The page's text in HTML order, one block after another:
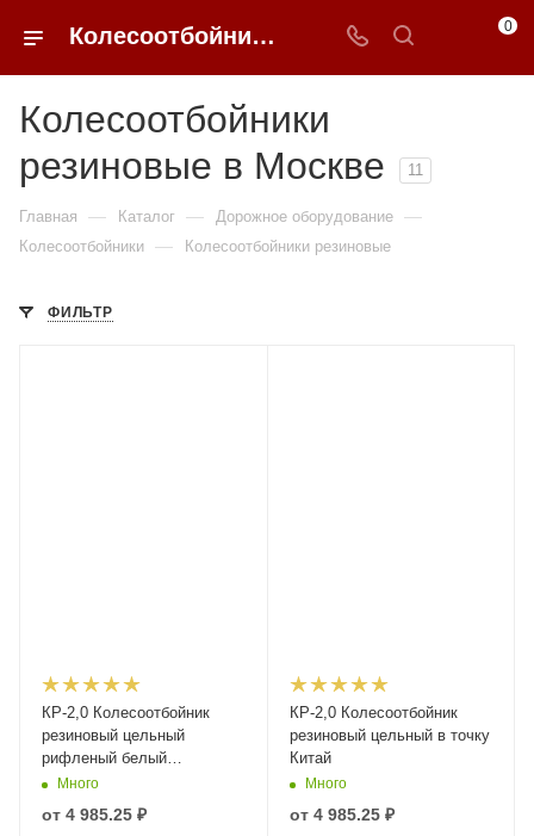
Колесоотбойники резиновые в Москве купить по доступным ценам с доставкой от 0ФФЕР.ру 0
Колесоотбойники
резиновые в Москве
11
Главная — Каталог — Дорожное оборудование —
Колесоотбойники — Колесоотбойники резиновые
ФИЛЬТР
КР-2,0 Колесоотбойник
резиновый цельный
рифленый белый
светоотражатель Китай
Много
от 4 985.25 ₽
КР-2,0 Колесоотбойник
резиновый цельный в точку
Китай
Много
от 4 985.25 ₽